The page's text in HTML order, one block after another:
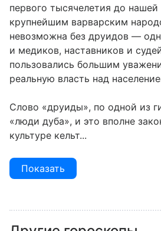
первого тысячелетия до
крупнейшим варварским
невозможна без друидов —
и медиков, наставников и
пользовались большим
реальную власть над
Слово «друиды», по одной из
«люди дуба», и это вполне
культуре кельт...
Показать